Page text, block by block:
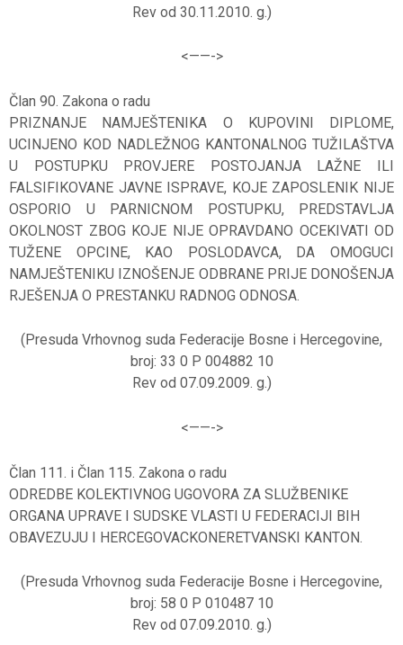
Rev od 30.11.2010. g.)
<——->
Član 90. Zakona o radu
PRIZNANJE NAMJEŠTENIKA O KUPOVINI DIPLOME,
UCINJENO KOD NADLEŽNOG KANTONALNOG TUŽILAŠTVA
U POSTUPKU PROVJERE POSTOJANJA LAŽNE ILI
FALSIFIKOVANE JAVNE ISPRAVE, KOJE ZAPOSLENIK NIJE
OSPORIO U PARNICNOM POSTUPKU, PREDSTAVLJA
OKOLNOST ZBOG KOJE NIJE OPRAVDANO OCEKIVATI OD
TUŽENE OPCINE, KAO POSLODAVCA, DA OMOGUCI
NAMJEŠTENIKU IZNOŠENJE ODBRANE PRIJE DONOŠENJA
RJEŠENJA O PRESTANKU RADNOG ODNOSA.
(Presuda Vrhovnog suda Federacije Bosne i Hercegovine,
broj: 33 0 P 004882 10
Rev od 07.09.2009. g.)
<——->
Član 111. i Član 115. Zakona o radu
ODREDBE KOLEKTIVNOG UGOVORA ZA SLUŽBENIKE
ORGANA UPRAVE I SUDSKE VLASTI U FEDERACIJI BIH
OBAVEZUJU I HERCEGOVACKONERETVANSKI KANTON.
(Presuda Vrhovnog suda Federacije Bosne i Hercegovine,
broj: 58 0 P 010487 10
Rev od 07.09.2010. g.)